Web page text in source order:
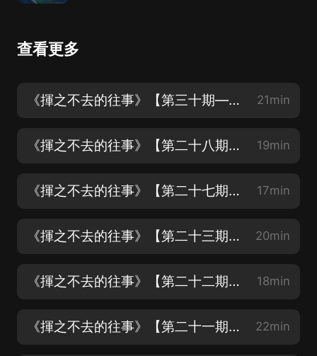
查看更多
《揮之不去的往事》【第三十期——百年好合與你無關】 21min
《揮之不去的往事》【第二十八期——有一種回憶叫翻唱】主播：柒夏 19min
《揮之不去的往事》【第二十七期——粵上心頭】主播：銘軒 17min
《揮之不去的往事》【第二十三期——星爺不新，喜劇再來】主播：銘軒 20min
《揮之不去的往事》【第二十二期——一個人】主播：銘軒 18min
《揮之不去的往事》【第二十一期——聽，音樂在耳邊】主播：銘軒&柒夏 22min